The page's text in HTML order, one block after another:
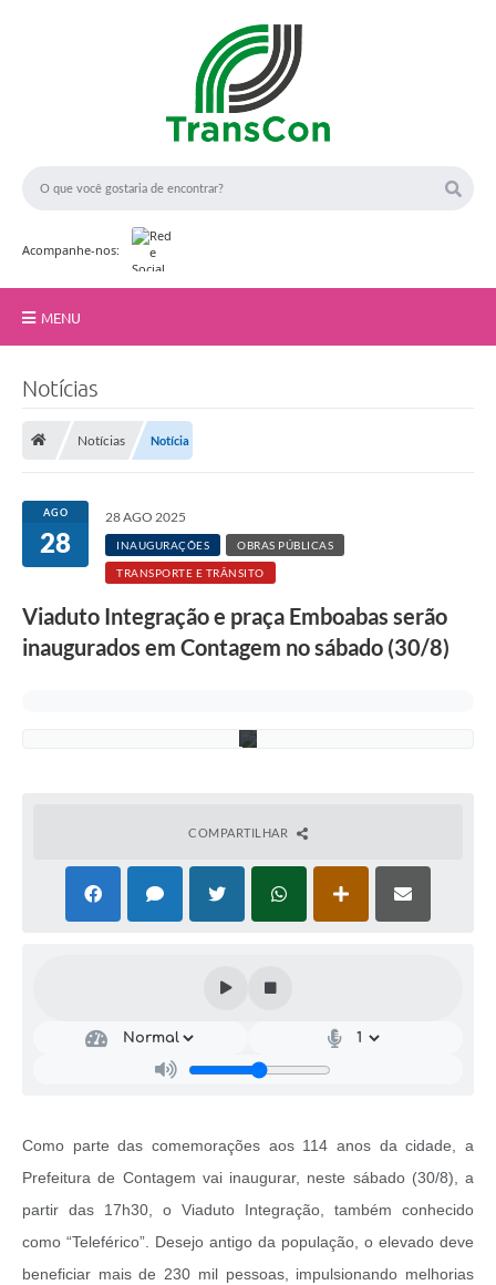
Acompanhe-nos:
MENU
Rotativo
Atendimento
Notícias
Notícias Notícia
AGO
28
28 AGO 2025
INAUGURAÇÕES OBRAS PÚBLICAS
TRANSPORTE E TRÂNSITO
Viaduto Integração e praça Emboabas serão
inaugurados em Contagem no sábado (30/8)
i
o
R
m
s
COMPARTILHAR
Como parte das comemorações aos 114 anos da cidade, a
Prefeitura de Contagem vai inaugurar, neste sábado (30/8), a
partir das 17h30, o Viaduto Integração, também conhecido
como “Teleférico”. Desejo antigo da população, o elevado deve
beneficiar mais de 230 mil pessoas, impulsionando melhorias